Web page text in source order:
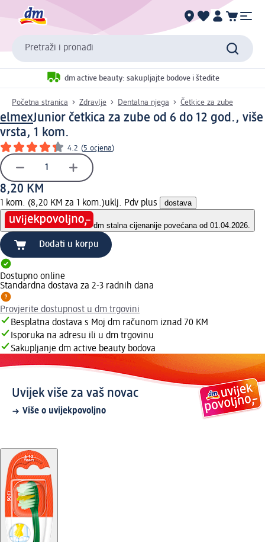
Pretraži i pronađi
dm active beauty: sakupljajte bodove i štedite
Početna stranica Zdravlje Dentalna njega Četkice za zube
elmexJunior četkica za zube od 6 do 12 god., više
vrsta, 1 kom.
4.2 (5 ocjena)
8,20 KM
1 kom. (8,20 KM za 1 kom.)uklj. Pdv plus dostava
dm stalna cijenanije povećana od 01.04.2026.
Dodati u korpu
Dostupno online
Standardna dostava za 2-3 radnih dana
Provjerite dostupnost u dm trgovini
Besplatna dostava s Moj dm računom iznad 70 KM
Isporuka na adresu ili u dm trgovinu
Sakupljanje dm active beauty bodova
Uvijek više za vaš novac
Više o uvijekpovoljno